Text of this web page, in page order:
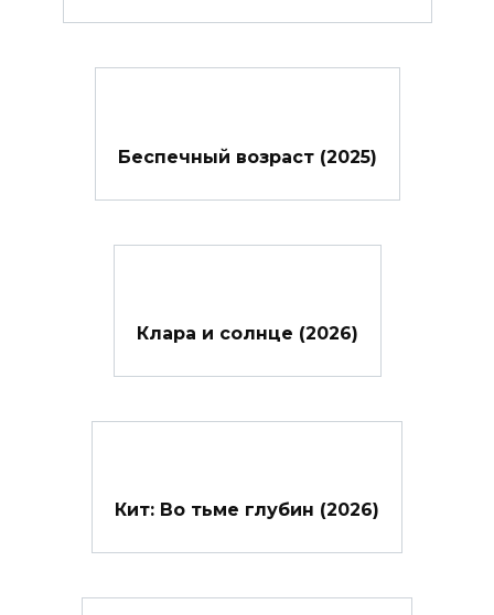
Беспечный возраст (2025)
Клара и солнце (2026)
Кит: Во тьме глубин (2026)